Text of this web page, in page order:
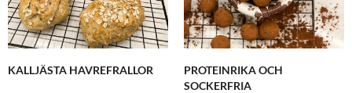
KALLJÄSTA HAVREFRALLOR
PROTEINRIKA OCH
SOCKERFRIA